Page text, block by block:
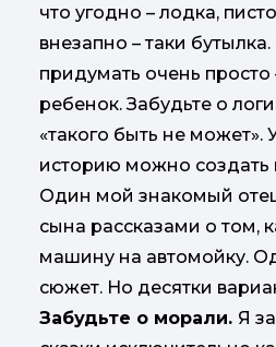
что угодно – лодка,
внезапно – таки
придумать очень просто
ребенок. Забудьте о
«такого быть не может».
историю можно создать
Один мой знакомый
сына рассказами о том,
машину на автомойку.
сюжет. Но десятки
Забудьте о морали. Я